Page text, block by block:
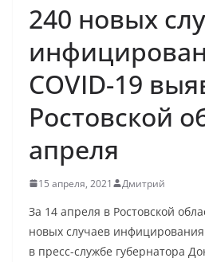
240 новых
COVID-19
Ростовской
апреля
15 апреля, 2021 Дмитрий
За 14 апреля в Ростовской
новых случаев
в пресс-службе губернатора